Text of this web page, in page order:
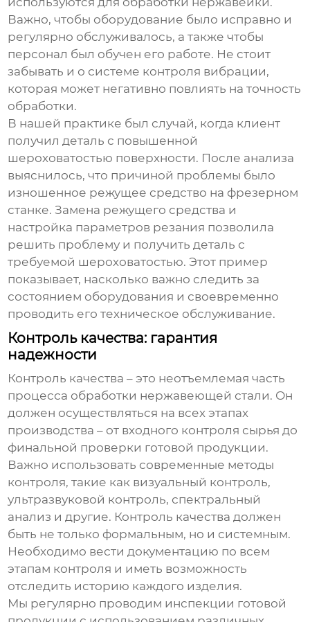
Важно, чтобы оборудование было исправно и
регулярно обслуживалось, а также чтобы
персонал был обучен его работе. Не стоит
забывать и о системе контроля вибрации,
которая может негативно повлиять на точность
обработки.
В нашей практике был случай, когда клиент
получил деталь с повышенной
шероховатостью поверхности. После анализа
выяснилось, что причиной проблемы было
изношенное режущее средство на фрезерном
станке. Замена режущего средства и
настройка параметров резания позволила
решить проблему и получить деталь с
требуемой шероховатостью. Этот пример
показывает, насколько важно следить за
состоянием оборудования и своевременно
проводить его техническое обслуживание.
Контроль качества: гарантия
надежности
Контроль качества – это неотъемлемая часть
процесса обработки нержавеющей стали. Он
должен осуществляться на всех этапах
производства – от входного контроля сырья до
финальной проверки готовой продукции.
Важно использовать современные методы
контроля, такие как визуальный контроль,
ультразвуковой контроль, спектральный
анализ и другие. Контроль качества должен
быть не только формальным, но и системным.
Необходимо вести документацию по всем
этапам контроля и иметь возможность
отследить историю каждого изделия.
Мы регулярно проводим инспекции готовой